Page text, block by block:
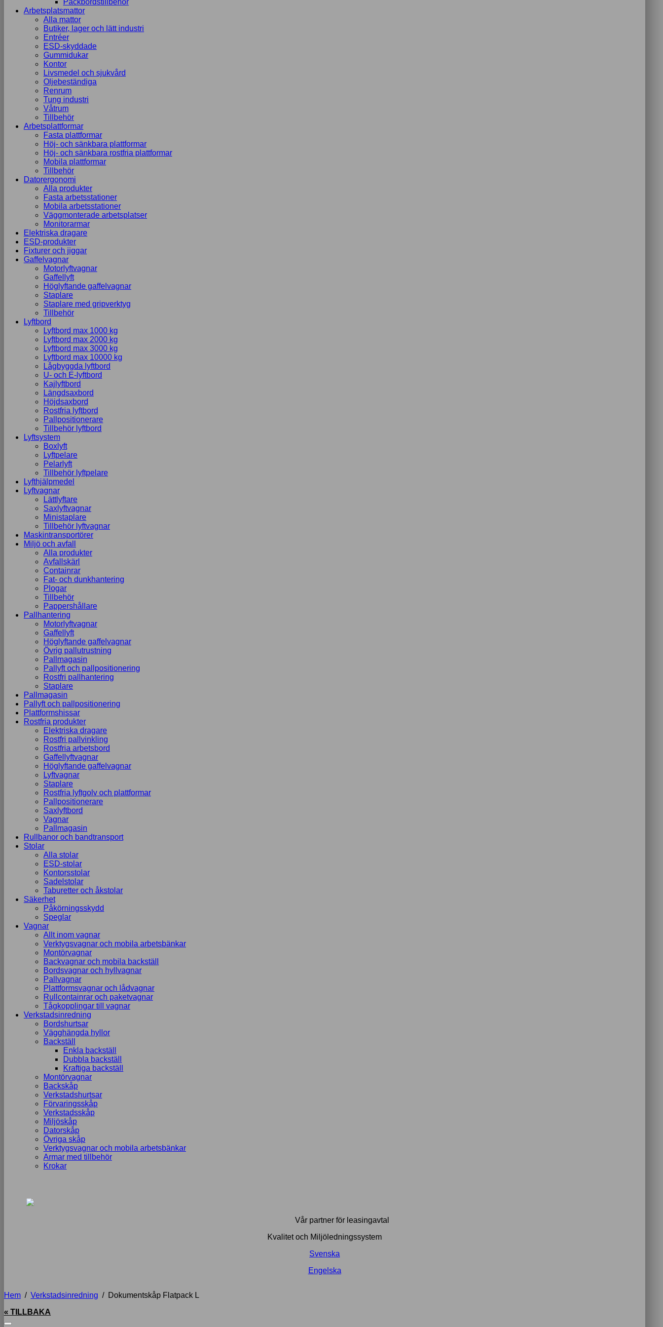
Packbordstillbehör
Arbetsplatsmattor
Alla mattor
Butiker, lager och lätt industri
Entréer
ESD-skyddade
Gummidukar
Kontor
Livsmedel och sjukvård
Oljebeständiga
Renrum
Tung industri
Våtrum
Tillbehör
Arbetsplattformar
Fasta plattformar
Höj- och sänkbara plattformar
Höj- och sänkbara rostfria plattformar
Mobila plattformar
Tillbehör
Datorergonomi
Alla produkter
Fasta arbetsstationer
Mobila arbetsstationer
Väggmonterade arbetsplatser
Monitorarmar
Elektriska dragare
ESD-produkter
Fixturer och jiggar
Gaffelvagnar
Motorlyftvagnar
Gaffellyft
Höglyftande gaffelvagnar
Staplare
Staplare med gripverktyg
Tillbehör
Lyftbord
Lyftbord max 1000 kg
Lyftbord max 2000 kg
Lyftbord max 3000 kg
Lyftbord max 10000 kg
Lågbyggda lyftbord
U- och E-lyftbord
Kajlyftbord
Längdsaxbord
Höjdsaxbord
Rostfria lyftbord
Pallpositionerare
Tillbehör lyftbord
Lyftsystem
Boxlyft
Lyftpelare
Pelarlyft
Tillbehör lyftpelare
Lyfthjälpmedel
Lyftvagnar
Lättlyftare
Saxlyftvagnar
Ministaplare
Tillbehör lyftvagnar
Maskintransportörer
Miljö och avfall
Alla produkter
Avfallskärl
Containrar
Fat- och dunkhantering
Plogar
Tillbehör
Pappershållare
Pallhantering
Motorlyftvagnar
Gaffellyft
Höglyftande gaffelvagnar
Övrig pallutrustning
Pallmagasin
Pallyft och pallpositionering
Rostfri pallhantering
Staplare
Pallmagasin
Pallyft och pallpositionering
Plattformshissar
Rostfria produkter
Elektriska dragare
Rostfri pallvinkling
Rostfria arbetsbord
Gaffellyftvagnar
Höglyftande gaffelvagnar
Lyftvagnar
Staplare
Rostfria lyftgolv och plattformar
Pallpositionerare
Saxlyftbord
Vagnar
Pallmagasin
Rullbanor och bandtransport
Stolar
Alla stolar
ESD-stolar
Kontorsstolar
Sadelstolar
Taburetter och åkstolar
Säkerhet
Påkörningsskydd
Speglar
Vagnar
Allt inom vagnar
Verktygsvagnar och mobila arbetsbänkar
Montörvagnar
Backvagnar och mobila backställ
Bordsvagnar och hyllvagnar
Pallvagnar
Plattformsvagnar och lådvagnar
Rullcontainrar och paketvagnar
Tågkopplingar till vagnar
Verkstadsinredning
Bordshurtsar
Vägghängda hyllor
Backställ
Enkla backställ
Dubbla backställ
Kraftiga backställ
Montörvagnar
Backskåp
Verkstadshurtsar
Förvaringsskåp
Verkstadsskåp
Miljöskåp
Datorskåp
Övriga skåp
Verktygsvagnar och mobila arbetsbänkar
Armar med tillbehör
Krokar
Vår partner för leasingavtal
Kvalitet och Miljöledningssystem
Svenska
Engelska
Hem / Verkstadsinredning / Dokumentskåp Flatpack L
« TILLBAKA